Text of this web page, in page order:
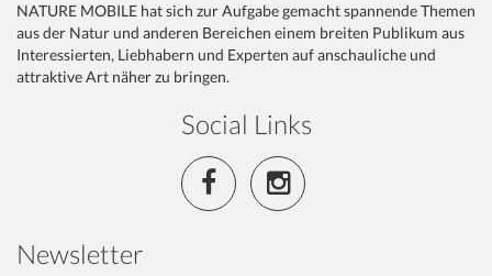
NATURE MOBILE hat sich zur Aufgabe gemacht spannende Themen
aus der Natur und anderen Bereichen einem breiten Publikum aus
Interessierten, Liebhabern und Experten auf anschauliche und
attraktive Art näher zu bringen.
Social Links
Newsletter